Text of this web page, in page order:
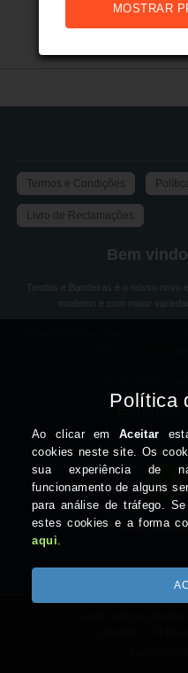
MOSTRAR
Termos e Condições
Livro de Reclamações
Bem
Tendas e Bandeiras é o nosso novo
moderno e com maior